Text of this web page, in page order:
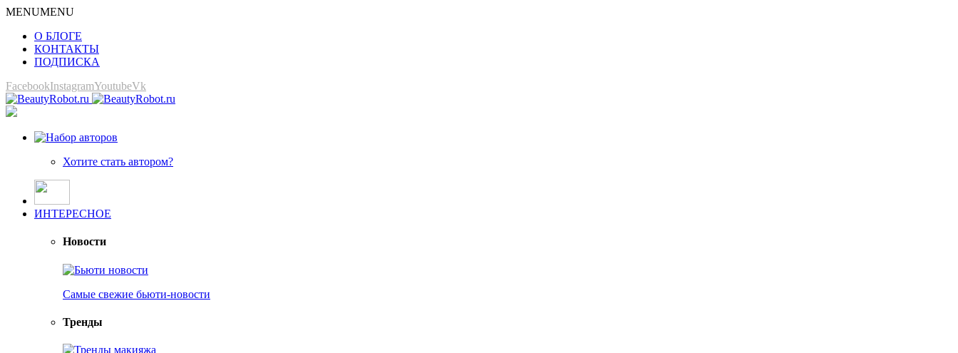
MENUMENU
О БЛОГЕ
КОНТАКТЫ
ПОДПИСКА
FacebookInstagramYoutubeVk
Хотите стать автором?
ИНТЕРЕСНОЕ
Новости
Самые свежие бьюти-новости
Тренды